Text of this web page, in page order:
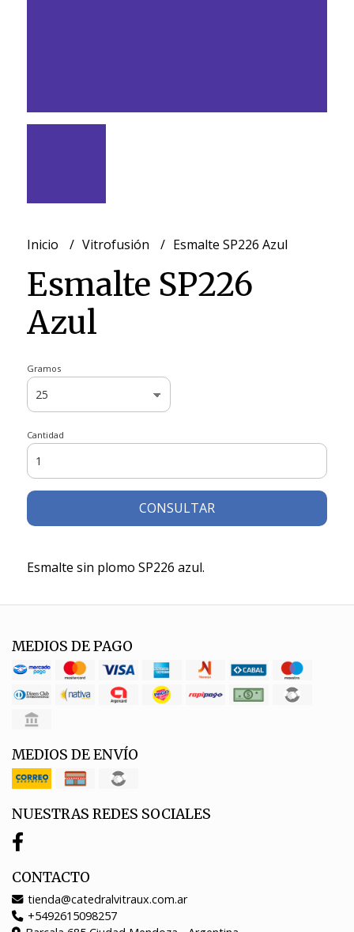
Inicio Vitrofusión Esmalte SP226 Azul
Esmalte SP226
Azul
Gramos
Cantidad
CONSULTAR
Esmalte sin plomo SP226 azul.
MEDIOS DE PAGO
MEDIOS DE ENVÍO
NUESTRAS REDES SOCIALES
CONTACTO
tienda@catedralvitraux.com.ar
+5492615098257